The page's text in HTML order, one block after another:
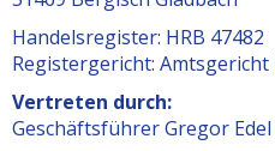
Handelsregister: HRB 47482
Registergericht: Amtsgericht
Vertreten durch:
Geschäftsführer Gregor Edel